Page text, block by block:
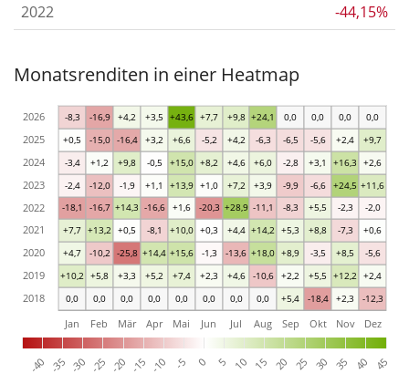
2022
-44,15%
Monatsrenditen in einer Heatmap
0,0 0,0 0,0 0,0 0,0 0,0 0,0 0,0 +5,4 -18,4 +2,3 -12,3
+10,2 +5,8 +3,3 +5,2 +7,4 +2,3 +4,6 -10,6 +2,2 +5,5 +12,2 +2,4
+4,7 -10,2 -25,8 +14,4 +15,6 -1,3 -13,6 +18,0 +8,9 -3,5 +8,5 -5,6
+7,7 +13,2 +0,5 -8,1 +10,0 +0,3 +4,4 +14,2 +5,3 +8,8 -7,3 +0,6
-18,1 -16,7 +14,3 -16,6 +1,6 -20,3 +28,9 -11,1 -8,3 +5,5 -2,3 -2,0
-2,4 -12,0 -1,9 +1,1 +13,9 +1,0 +7,2 +3,9 -9,9 -6,6 +24,5 +11,6
-3,4 +1,2 +9,8 -0,5 +15,0 +8,2 +4,6 +6,0 -2,8 +3,1 +16,3 +2,6
+0,5 -15,0 -16,4 +3,2 +6,6 -5,2 +4,2 -6,3 -6,5 -5,6 +2,4 +9,7
-8,3 -16,9 +4,2 +3,5 +43,6 +7,7 +9,8 +24,1 0,0 0,0 0,0 0,0
-40 -35 -30 -25 -20 -15 -10 -5 0 5 10 15 20 25 30 35 40 45
Jan Feb Mär Apr Mai Jun Jul Aug Sep Okt Nov Dez
2018
2019
2020
2021
2022
2023
2024
2025
2026